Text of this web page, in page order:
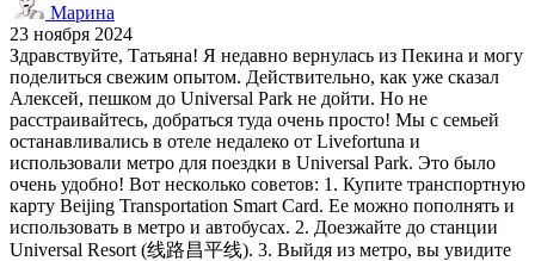
Марина
23 ноября 2024
Здравствуйте, Татьяна! Я недавно вернулась из Пекина и могу
поделиться свежим опытом. Действительно, как уже сказал
Алексей, пешком до Universal Park не дойти. Но не
расстраивайтесь, добраться туда очень просто! Мы с семьей
останавливались в отеле недалеко от Livefortuna и
использовали метро для поездки в Universal Park. Это было
очень удобно! Вот несколько советов: 1. Купите транспортную
карту Beijing Transportation Smart Card. Ее можно пополнять и
использовать в метро и автобусах. 2. Доезжайте до станции
Universal Resort (线路昌平线). 3. Выйдя из метро, вы увидите